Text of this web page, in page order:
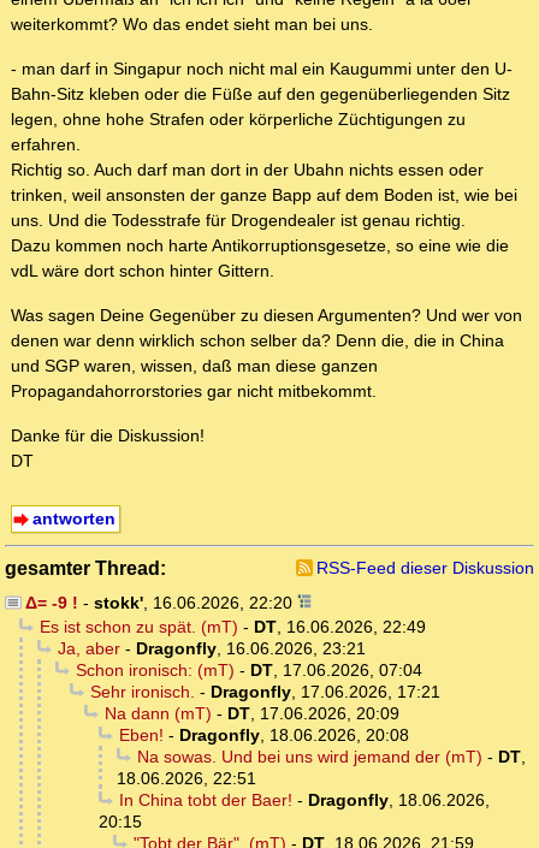
weiterkommt? Wo das endet sieht man bei uns.
- man darf in Singapur noch nicht mal ein Kaugummi unter den U-
Bahn-Sitz kleben oder die Füße auf den gegenüberliegenden Sitz
legen, ohne hohe Strafen oder körperliche Züchtigungen zu
erfahren.
Richtig so. Auch darf man dort in der Ubahn nichts essen oder
trinken, weil ansonsten der ganze Bapp auf dem Boden ist, wie bei
uns. Und die Todesstrafe für Drogendealer ist genau richtig.
Dazu kommen noch harte Antikorruptionsgesetze, so eine wie die
vdL wäre dort schon hinter Gittern.
Was sagen Deine Gegenüber zu diesen Argumenten? Und wer von
denen war denn wirklich schon selber da? Denn die, die in China
und SGP waren, wissen, daß man diese ganzen
Propagandahorrorstories gar nicht mitbekommt.
Danke für die Diskussion!
DT
antworten
gesamter Thread:
RSS-Feed dieser Diskussion
Δ= -9 ! - stokk', 16.06.2026, 22:20
Es ist schon zu spät. (mT) - DT, 16.06.2026, 22:49
Ja, aber- Dragonfly, 16.06.2026, 23:21
Schon ironisch: (mT) - DT, 17.06.2026, 07:04
Sehr ironisch. - Dragonfly, 17.06.2026, 17:21
Na dann (mT) - DT, 17.06.2026, 20:09
Eben! - Dragonfly, 18.06.2026, 20:08
Na sowas. Und bei uns wird jemand der (mT) - DT,
18.06.2026, 22:51
In China tobt der Baer! - Dragonfly, 18.06.2026,
20:15
"Tobt der Bär". (mT) - DT, 18.06.2026, 21:59